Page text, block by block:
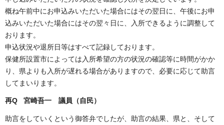
概ね午前中にお申込みいただいた場合にはその翌日に、午後にお申
込みいただいた場合にはその翌々日に、入所できるように調整して
おります。
申込状況や退所日等はすべて記録しております。
保健所設置市によっては入所希望の方の状況の確認等に時間がかか
り、県よりも入所が遅れる場合がありますので、必要に応じて助言
してまいります。
再Q 宮崎吾一 議員（自民）
助言をしていくという御答弁でしたが、助言の結果、県と、そして